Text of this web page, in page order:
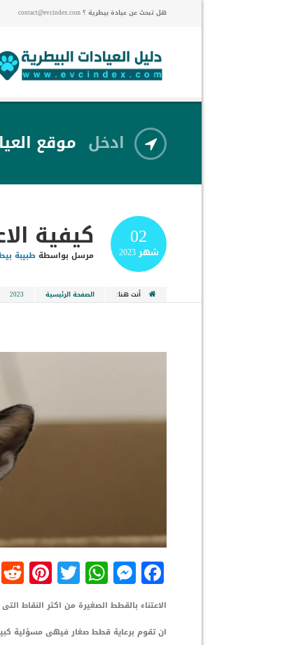
هل تبحث عن عيادة بيطرية ؟ contact@evcindex.com
ادخل موقع
02
شهر2023 كيفية
مرسل بواسطة طبيبة
أنت هنا: الصفحة الرئيسية 2023
Facebook
Messenger
الاعتناء بالقطط الصغيرة من اكثر النقاط
ان تقوم برعاية قطط صغار فيهى مسؤلية